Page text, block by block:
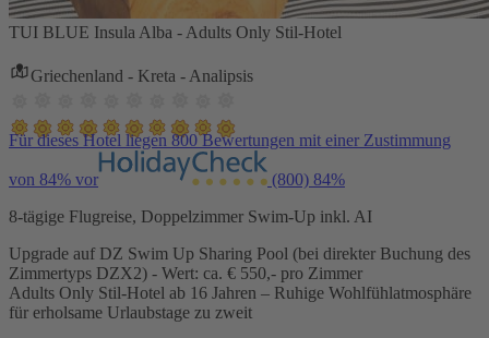
TUI BLUE Insula Alba - Adults Only Stil-Hotel
Griechenland - Kreta - Analipsis
Für dieses Hotel liegen 800 Bewertungen mit einer Zustimmung
von 84% vor (800) 84%
8-tägige Flugreise, Doppelzimmer Swim-Up inkl. AI
Upgrade auf DZ Swim Up Sharing Pool (bei direkter Buchung des
Zimmertyps DZX2) - Wert: ca. € 550,- pro Zimmer
Adults Only Stil-Hotel ab 16 Jahren – Ruhige Wohlfühlatmosphäre
für erholsame Urlaubstage zu zweit